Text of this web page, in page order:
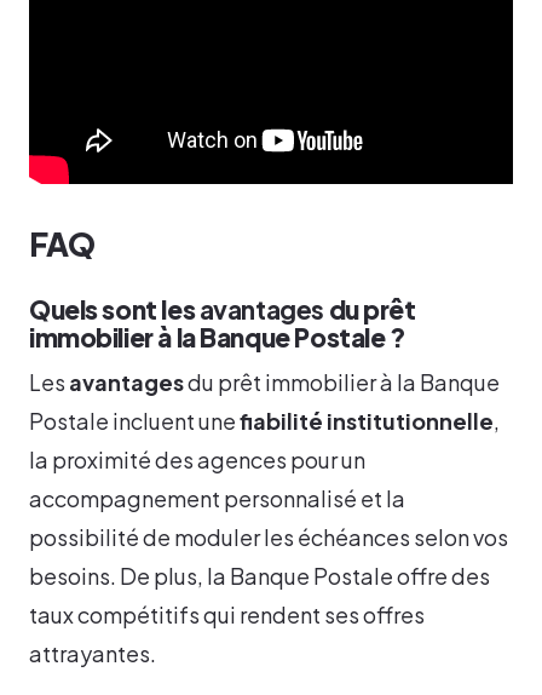
FAQ
Quels sont lesavantages du prêt
immobilier à la Banque Postale ?
Les avantagesdu prêt immobilier à la Banque
Postale incluent unefiabilité institutionnelle,
la proximité des agences pour un
accompagnement personnalisé et la
possibilité de moduler les échéances selon vos
besoins. De plus, la Banque Postale offre des
taux compétitifs qui rendent ses offres
attrayantes.